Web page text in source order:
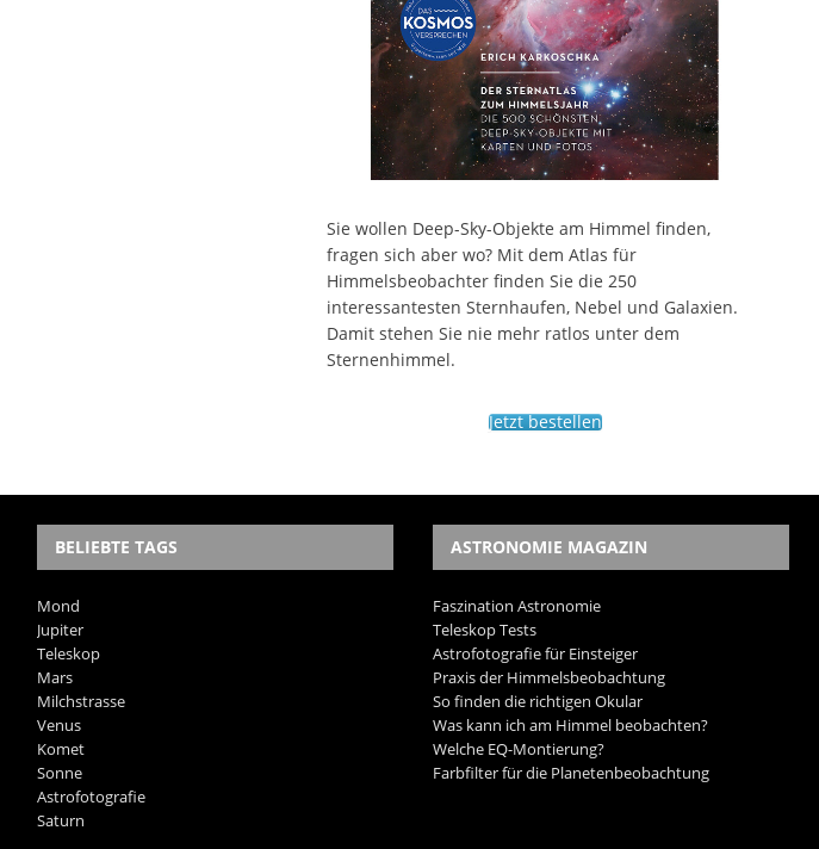
Sie wollen Deep-Sky-Objekte am Himmel finden,
fragen sich aber wo? Mit dem Atlas für
Himmelsbeobachter finden Sie die 250
interessantesten Sternhaufen, Nebel und Galaxien.
Damit stehen Sie nie mehr ratlos unter dem
Sternenhimmel.
Jetzt bestellen
BELIEBTE TAGS
Mond
Jupiter
Teleskop
Mars
Milchstrasse
Venus
Komet
Sonne
Astrofotografie
Saturn
ASTRONOMIE MAGAZIN
Faszination Astronomie
Teleskop Tests
Astrofotografie für Einsteiger
Praxis der Himmelsbeobachtung
So finden die richtigen Okular
Was kann ich am Himmel beobachten?
Welche EQ-Montierung?
Farbfilter für die Planetenbeobachtung